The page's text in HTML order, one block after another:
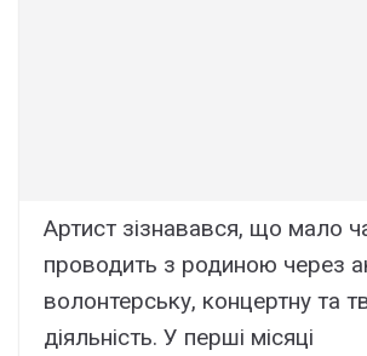
Артист зізнавався, що мало
проводить з родиною через
волонтерську, концертну та
діяльність. У перші місяці